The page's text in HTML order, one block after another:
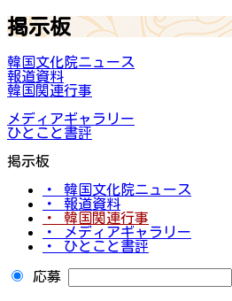
掲示板
韓国文化院ニュース
報道資料
韓国関連行事
メディアギャラリー
ひとこと書評
掲示板
・ 韓国文化院ニュース
・ 報道資料
・ 韓国関連行事
・ メディアギャラリー
・ ひとこと書評
応募